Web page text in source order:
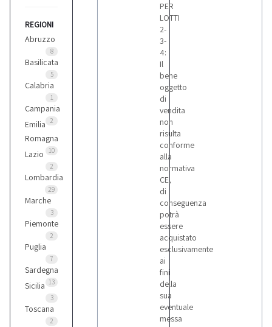
New Holland
REGIONI
Abruzzo
8
Basilicata
5
Calabria
1
Campania
2
Emilia
Romagna
10
Lazio
2
Lombardia
29
Marche
3
Piemonte
2
Puglia
7
Sardegna
13
Sicilia
3
Toscana
2
PER
LOTTI
2-
3-
4:
Il
bene
oggetto
di
vendita
non
risulta
conforme
alla
normativa
CE,
di
conseguenza
potrà
essere
acquistato
esclusivamente
ai
fini
della
sua
eventuale
messa